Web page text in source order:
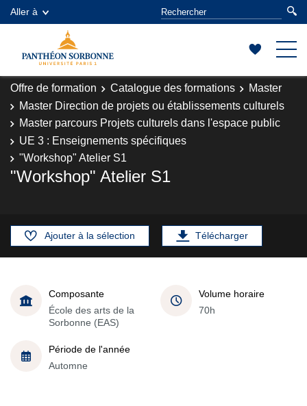
Aller à
Offre de formation Catalogue des formations
Master
Master Direction de projets ou établissements culturels
Master parcours Projets culturels dans l'espace public
UE 3 : Enseignements spécifiques
"Workshop" Atelier S1
"Workshop" Atelier S1
Ajouter à la sélection Télécharger
Composante
École des arts de la
Sorbonne (EAS)
Volume horaire
70h
Période de l'année
Automne